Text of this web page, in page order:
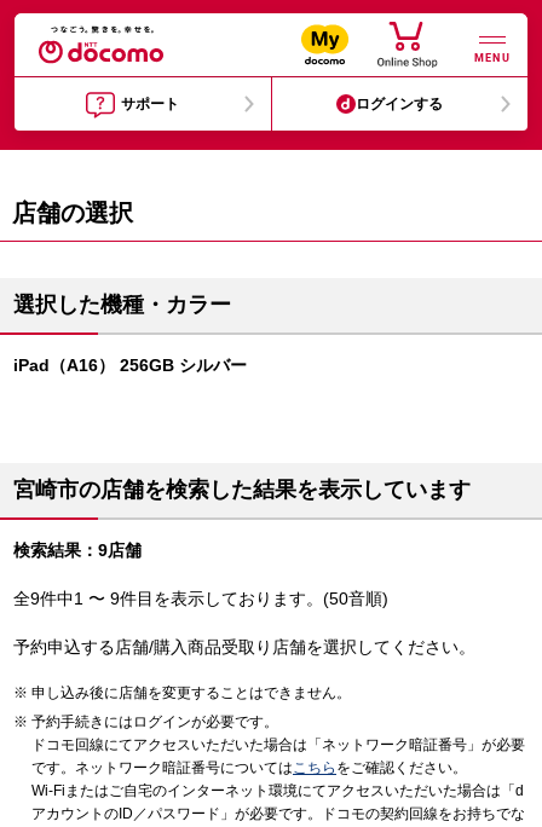
MENU
サポート ログインする
店舗の選択
選択した機種・カラー
iPad（A16） 256GB シルバー
宮崎市の店舗を検索した結果を表示しています
検索結果：9店舗
全9件中1 〜 9件目を表示しております。(50音順)
予約申込する店舗/購入商品受取り店舗を選択してください。
申し込み後に店舗を変更することはできません。
予約手続きにはログインが必要です。
ドコモ回線にてアクセスいただいた場合は「ネットワーク暗証番号」が必要
です。ネットワーク暗証番号についてはこちら をご確認ください。
Wi-Fiまたはご自宅のインターネット環境にてアクセスいただいた場合は「d
アカウントのID／パスワード」が必要です。ドコモの契約回線をお持ちでな